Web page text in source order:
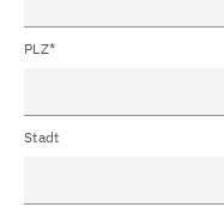
PLZ*
Stadt